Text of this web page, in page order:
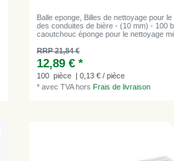
Balle eponge, Billes de nettoyage pour
des conduites de bière - (10 mm) - 100
caoutchouc éponge pour le nettoyage
RRP 21,84 €
12,89 € *
100 pièce
| 0,13 € / pièce
*avec TVAhors Frais de livraison